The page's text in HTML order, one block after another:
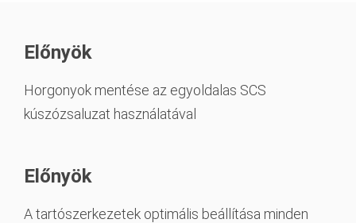
Előnyök
Horgonyok mentése az egyoldalas SCS
kúszózsaluzat használatával
Előnyök
A tartószerkezetek optimális beállítása minden